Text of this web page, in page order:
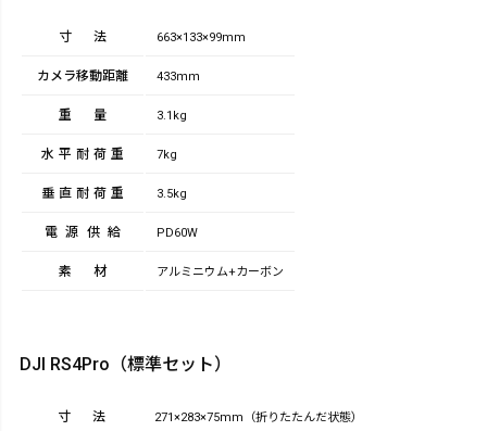
寸法 663×133×99mm
カメラ移動距離 433ｍｍ
重量 3.1kg
水平耐荷重 7kg
垂直耐荷重 3.5kg
電源供給 PD60W
素材 アルミニウム+カーボン
DJI RS4Pro（標準セット）
寸法 271×283×75mm（折りたたんだ状態）